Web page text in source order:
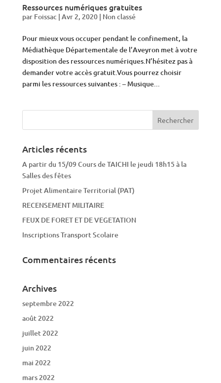
Ressources numériques gratuites
par Foissac| Avr 2, 2020| Non classé
Pour mieux vous occuper pendant le confinement, la
Médiathèque Départementale de l’Aveyron met à votre
disposition des ressources numériques.N’hésitez pas à
demander votre accès gratuit.Vous pourrez choisir
parmi les ressources suivantes : – Musique...
Articles récents
A partir du 15/09 Cours de TAICHI le jeudi 18h15 à la
Salles des fêtes
Projet Alimentaire Territorial (PAT)
RECENSEMENT MILITAIRE
FEUX DE FORET ET DE VEGETATION
Inscriptions Transport Scolaire
Commentaires récents
Archives
septembre 2022
août 2022
juillet 2022
juin 2022
mai 2022
mars 2022